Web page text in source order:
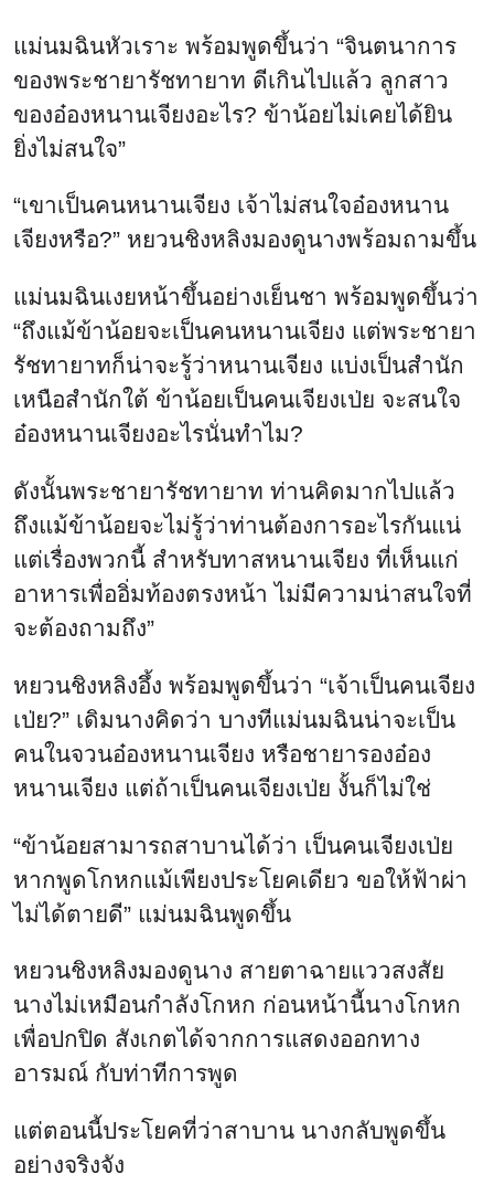
แม่นมฉินหัวเราะ พร้อมพูดขึ้นว่า “จินตนาการ
ของพระชายารัชทายาท ดีเกินไปแล้ว ลูกสาว
ของอ๋องหนานเจียงอะไร? ข้าน้อยไม่เคยได้ยิน
ยิ่งไม่สนใจ”
“เขาเป็นคนหนานเจียง เจ้าไม่สนใจอ๋องหนาน
เจียงหรือ?” หยวนชิงหลิงมองดูนางพร้อมถามขึ้น
แม่นมฉินเงยหน้าขึ้นอย่างเย็นชา พร้อมพูดขึ้นว่า
“ถึงแม้ข้าน้อยจะเป็นคนหนานเจียง แต่พระชายา
รัชทายาทก็น่าจะรู้ว่าหนานเจียง แบ่งเป็นสำนัก
เหนือสำนักใต้ ข้าน้อยเป็นคนเจียงเป่ย จะสนใจ
อ๋องหนานเจียงอะไรนั่นทำไม?
ดังนั้นพระชายารัชทายาท ท่านคิดมากไปแล้ว
ถึงแม้ข้าน้อยจะไม่รู้ว่าท่านต้องการอะไรกันแน่
แต่เรื่องพวกนี้ สำหรับทาสหนานเจียง ที่เห็นแก่
อาหารเพื่ออิ่มท้องตรงหน้า ไม่มีความน่าสนใจที่
จะต้องถามถึง”
หยวนชิงหลิงอึ้ง พร้อมพูดขึ้นว่า “เจ้าเป็นคนเจียง
เป่ย?” เดิมนางคิดว่า บางทีแม่นมฉินน่าจะเป็น
คนในจวนอ๋องหนานเจียง หรือชายารองอ๋อง
หนานเจียง แต่ถ้าเป็นคนเจียงเป่ย งั้นก็ไม่ใช่
“ข้าน้อยสามารถสาบานได้ว่า เป็นคนเจียงเป่ย
หากพูดโกหกแม้เพียงประโยคเดียว ขอให้ฟ้าผ่า
ไม่ได้ตายดี” แม่นมฉินพูดขึ้น
หยวนชิงหลิงมองดูนาง สายตาฉายแววสงสัย
นางไม่เหมือนกำลังโกหก ก่อนหน้านี้นางโกหก
เพื่อปกปิด สังเกตได้จากการแสดงออกทาง
อารมณ์ กับท่าทีการพูด
แต่ตอนนี้ประโยคที่ว่าสาบาน นางกลับพูดขึ้น
อย่างจริงจัง